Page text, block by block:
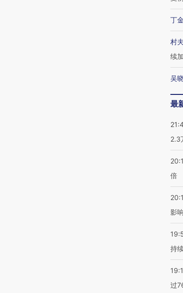
丁
村
续
吴
最
2.3
倍
影
持
过